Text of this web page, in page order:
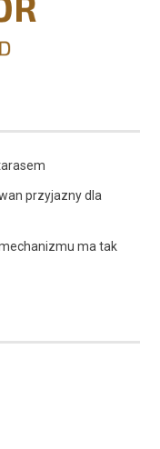
przyjazny dla
ma tak